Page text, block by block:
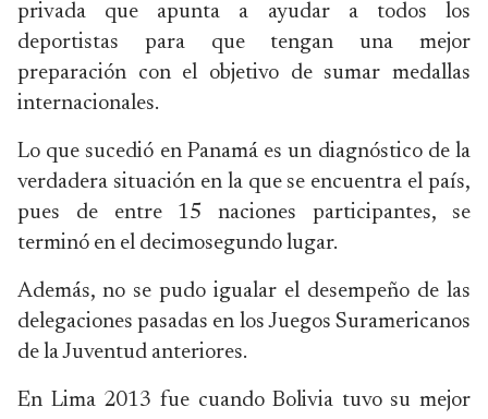
privada que apunta a ayudar a todos los
deportistas para que tengan una mejor
preparación con el objetivo de sumar medallas
internacionales.
Lo que sucedió en Panamá es un diagnóstico de la
verdadera situación en la que se encuentra el país,
pues de entre 15 naciones participantes, se
terminó en el decimosegundo lugar.
Además, no se pudo igualar el desempeño de las
delegaciones pasadas en los Juegos Suramericanos
de la Juventud anteriores.
En Lima 2013 fue cuando Bolivia tuvo su mejor